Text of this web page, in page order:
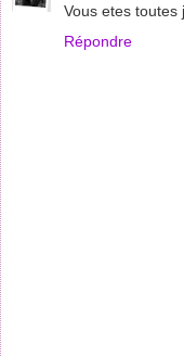
Vous etes toutes
Répondre